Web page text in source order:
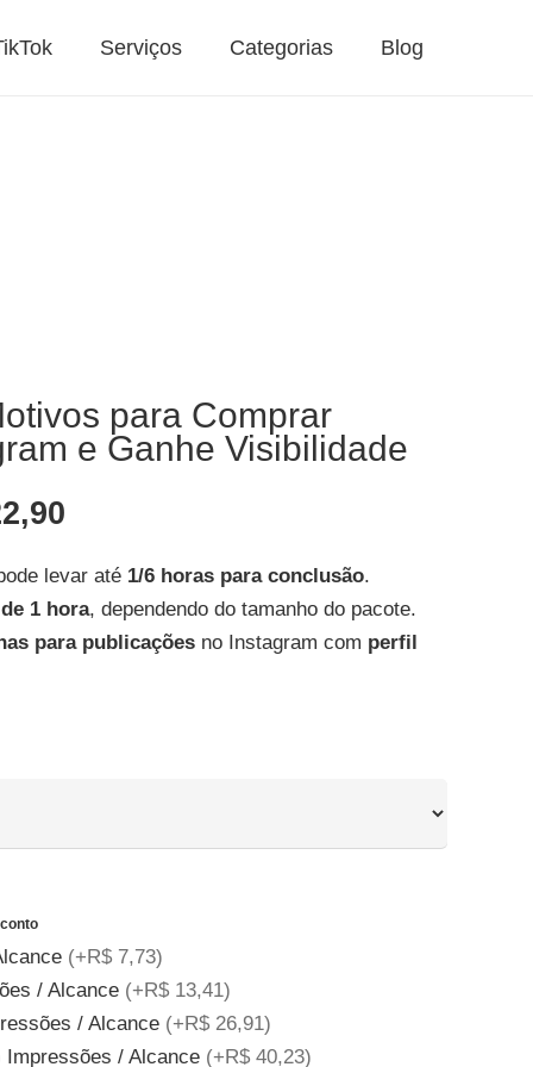
Serviços Categorias Blog
para Comprar
e Ganhe Visibilidade
Faixa
preço:
R$ 2,99
através
levar até 1/6 horas para conclusão.
1 hora, dependendo do tamanho do pacote.
para publicaçõesno Instagram com perfil
(+R$ 7,73)
/ Alcance (+R$ 13,41)
/ Alcance (+R$ 26,91)
Impressões / Alcance (+R$ 40,23)